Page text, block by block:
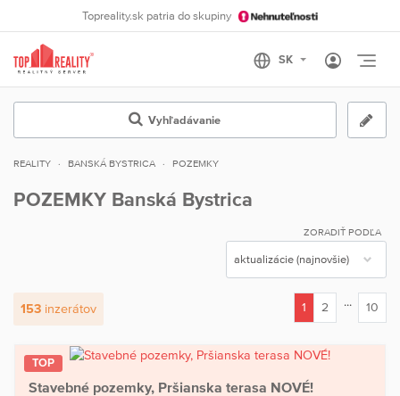
Topreality.sk patria do skupiny
Vyhľadávanie
REALITY BANSKÁ BYSTRICA POZEMKY
POZEMKY Banská Bystrica
ZORADIŤ PODĽA
153 inzerátov
1
2 ... 10
TOP
Stavebné pozemky, Pršianska terasa NOVÉ!